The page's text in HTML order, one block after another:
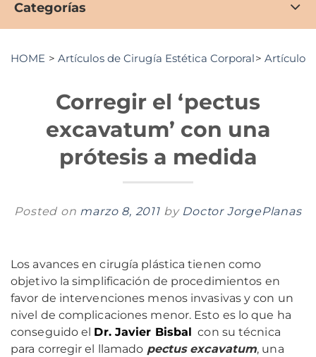
Categorías
HOME > Artículos de Cirugía Estética Corporal> Artículos
Corregir el ‘pectus
excavatum’ con una
prótesis a medida
Posted on marzo 8, 2011 by Doctor JorgePlanas
Los avances en cirugía plástica tienen como
objetivo la simplificación de procedimientos en
favor de intervenciones menos invasivas y con un
nivel de complicaciones menor. Esto es lo que ha
conseguido el Dr. Javier Bisbal con su técnica
para corregir el llamado pectus excavatum, una